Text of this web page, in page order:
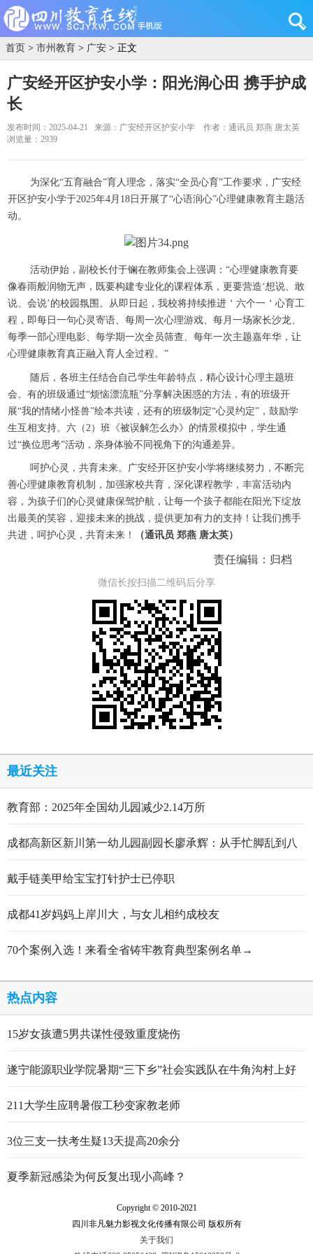
首页 > 市州教育 > 广安 > 正文
广安经开区护安小学：阳光润心田 携手护成
长
发布时间：2025-04-21 来源：广安经开区护安小学
作者：通讯员 郑燕 唐太英
浏览量：2939
为深化“五育融合”育人理念，落实“全员心育”工作要求，广安经
开区护安小学于2025年4月18日开展了“心语润心”心理健康教育主题活
动。
活动伊始，副校长付于镧在教师集会上强调：“心理健康教育要
像春雨般润物无声，既要构建专业化的课程体系，更要营造‘想说、敢
说、会说’的校园氛围。从即日起，我校将持续推进＇六个一＇心育工
程，即每日一句心灵寄语、每周一次心理游戏、每月一场家长沙龙、
每季一部心理电影、每学期一次全员筛查、每年一次主题嘉年华，让
心理健康教育真正融入育人全过程。”
随后，各班主任结合自己学生年龄特点，精心设计心理主题班
会。有的班级通过“烦恼漂流瓶”分享解决困惑的方法，有的班级开
展“我的情绪小怪兽”绘本共读，还有的班级制定“心灵约定”，鼓励学
生互相支持。六（2）班《被误解怎么办》的情景模拟中，学生通
过“换位思考”活动，亲身体验不同视角下的沟通差异。
呵护心灵，共育未来。广安经开区护安小学将继续努力，不断完
善心理健康教育机制，加强家校共育，深化课程教学，丰富活动内
容，为孩子们的心灵健康保驾护航，让每一个孩子都能在阳光下绽放
出最美的笑容，迎接未来的挑战，提供更加有力的支持！让我们携手
共进，呵护心灵，共育未来！
（通讯员 郑燕 唐太英）
责任编辑：归档
微信长按扫描二维码后分享
最近关注
教育部：2025年全国幼儿园减少2.14万所
成都高新区新川第一幼儿园副园长廖承辉：从手忙脚乱到八
戴手链美甲给宝宝打针护士已停职
成都41岁妈妈上岸川大，与女儿相约成校友
70个案例入选！来看全省铸牢教育典型案例名单→
热点内容
15岁女孩遭5男共谋性侵致重度烧伤
遂宁能源职业学院暑期“三下乡”社会实践队在牛角沟村上好
211大学生应聘暑假工秒变家教老师
3位三支一扶考生疑13天提高20余分
夏季新冠感染为何反复出现小高峰？
Copyright © 2010-2021
四川非凡魅力影视文化传播有限公司 版权所有
关于我们